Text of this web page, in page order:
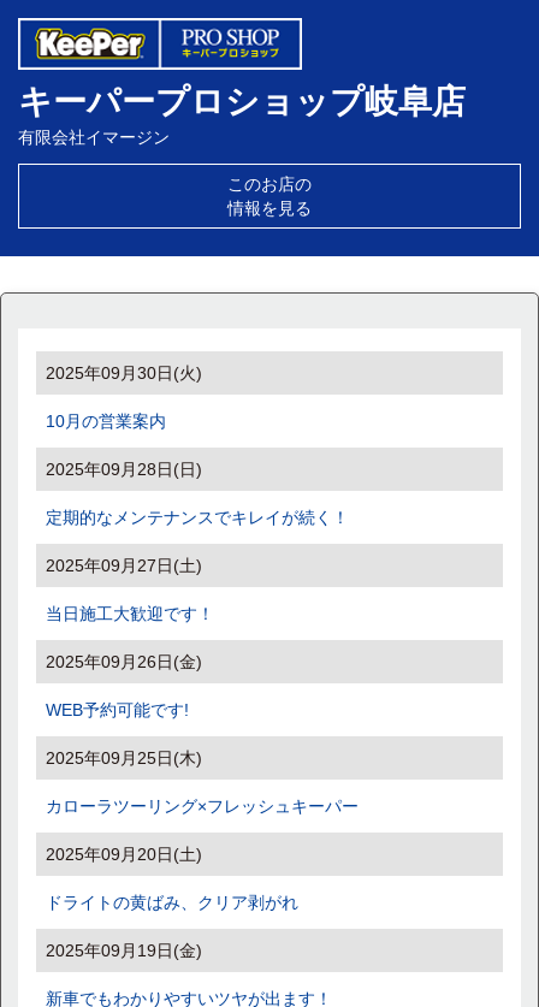
キーパープロショップ岐阜店
有限会社イマージン
このお店の
情報を見る
2025年09月30日(火)
10月の営業案内
2025年09月28日(日)
定期的なメンテナンスでキレイが続く！
2025年09月27日(土)
当日施工大歓迎です！
2025年09月26日(金)
WEB予約可能です!
2025年09月25日(木)
カローラツーリング×フレッシュキーパー
2025年09月20日(土)
ドライトの黄ばみ、クリア剥がれ
2025年09月19日(金)
新車でもわかりやすいツヤが出ます！